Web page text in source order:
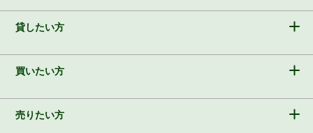
貸したい方
買いたい方
売りたい方